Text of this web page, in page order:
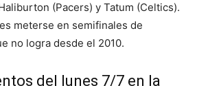
(Pacers) y Tatum (Celtics).
meterse en semifinales de
no logra desde el 2010.
del lunes 7/7 en la